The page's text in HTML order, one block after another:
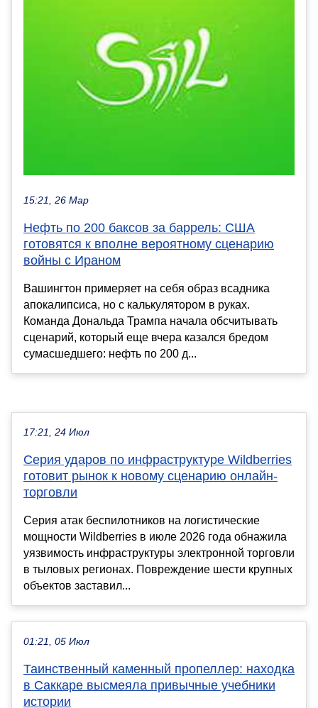
15:21, 26 Мар
Нефть по 200 баксов за баррель: США
готовятся к вполне вероятному сценарию
войны с Ираном
Вашингтон примеряет на себя образ всадника
апокалипсиса, но с калькулятором в руках.
Команда Дональда Трампа начала обсчитывать
сценарий, который еще вчера казался бредом
сумасшедшего: нефть по 200 д...
17:21, 24 Июл
Серия ударов по инфраструктуре Wildberries
готовит рынок к новому сценарию онлайн-
торговли
Серия атак беспилотников на логистические
мощности Wildberries в июле 2026 года обнажила
уязвимость инфраструктуры электронной торговли
в тыловых регионах. Повреждение шести крупных
объектов заставил...
01:21, 05 Июл
Таинственный каменный пропеллер: находка
в Саккаре высмеяла привычные учебники
истории